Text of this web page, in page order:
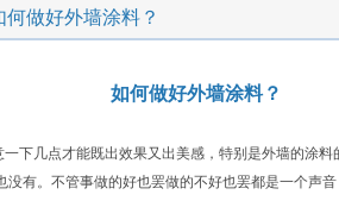
何做好外墙涂料？
如何做好外墙涂料？
下几点才能既出效果又出美感，特别是外墙的涂
没有。不管事做的好也罢做的不好也罢都是一个声